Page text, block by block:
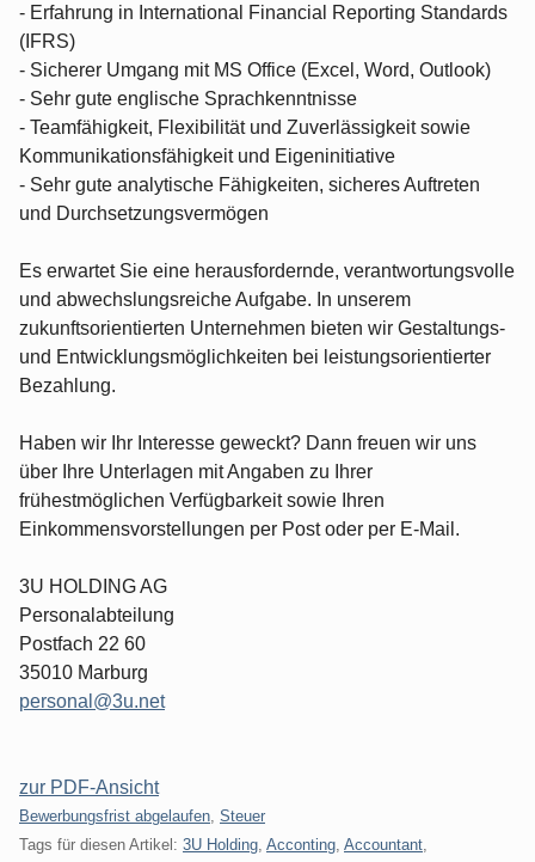
- Erfahrung in International Financial Reporting Standards
(IFRS)
- Sicherer Umgang mit MS Office (Excel, Word, Outlook)
- Sehr gute englische Sprachkenntnisse
- Teamfähigkeit, Flexibilität und Zuverlässigkeit sowie
Kommunikationsfähigkeit und Eigeninitiative
- Sehr gute analytische Fähigkeiten, sicheres Auftreten
und Durchsetzungsvermögen
Es erwartet Sie eine herausfordernde, verantwortungsvolle
und abwechslungsreiche Aufgabe. In unserem
zukunftsorientierten Unternehmen bieten wir Gestaltungs-
und Entwicklungsmöglichkeiten bei leistungsorientierter
Bezahlung.
Haben wir Ihr Interesse geweckt? Dann freuen wir uns
über Ihre Unterlagen mit Angaben zu Ihrer
frühestmöglichen Verfügbarkeit sowie Ihren
Einkommensvorstellungen per Post oder per E-Mail.
3U HOLDING AG
Personalabteilung
Postfach 22 60
35010 Marburg
personal@3u.net
zur PDF-Ansicht
Kategorien:
Bewerbungsfrist abgelaufen Steuer
Tags für diesen Artikel: 3U Holding Acconting Accountant